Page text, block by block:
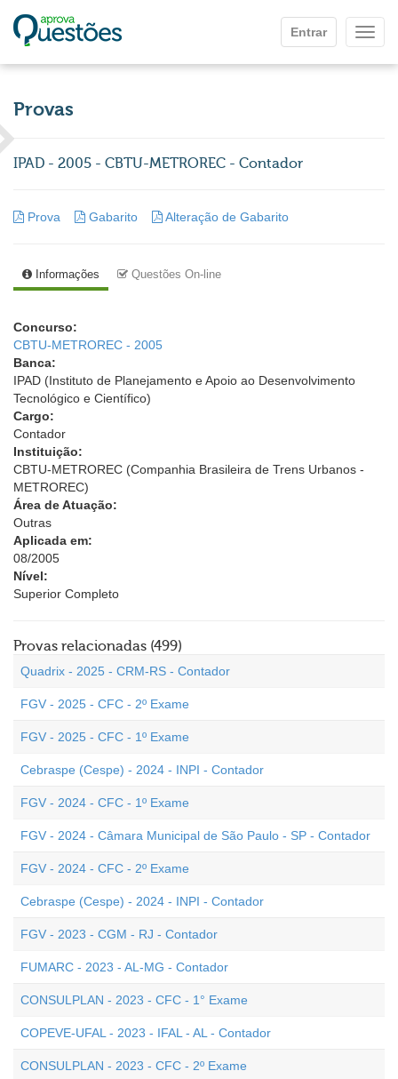
Entrar
Provas
IPAD - 2005 - CBTU-METROREC - Contador
Prova Gabarito Alteração de Gabarito
Informações Questões On-line
Concurso:
CBTU-METROREC - 2005
Banca:
IPAD (Instituto de Planejamento e Apoio ao Desenvolvimento
Tecnológico e Científico)
Cargo:
Contador
Instituição:
CBTU-METROREC (Companhia Brasileira de Trens Urbanos -
METROREC)
Área de Atuação:
Outras
Aplicada em:
08/2005
Nível:
Superior Completo
Provas relacionadas (499)
Quadrix - 2025 - CRM-RS - Contador
FGV - 2025 - CFC - 2º Exame
FGV - 2025 - CFC - 1º Exame
Cebraspe (Cespe) - 2024 - INPI - Contador
FGV - 2024 - CFC - 1º Exame
FGV - 2024 - Câmara Municipal de São Paulo - SP - Contador
FGV - 2024 - CFC - 2º Exame
Cebraspe (Cespe) - 2024 - INPI - Contador
FGV - 2023 - CGM - RJ - Contador
FUMARC - 2023 - AL-MG - Contador
CONSULPLAN - 2023 - CFC - 1° Exame
COPEVE-UFAL - 2023 - IFAL - AL - Contador
CONSULPLAN - 2023 - CFC - 2º Exame